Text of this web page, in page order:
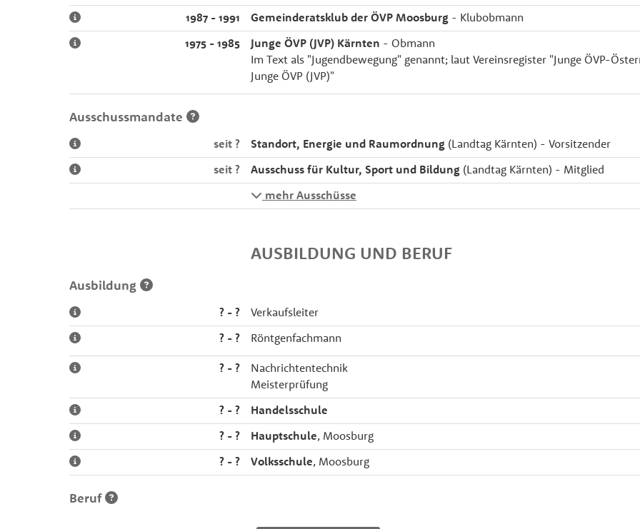
1987 - 1991
Gemeinderatsklub der ÖVP Moosburg - Klubobmann
1975 - 1985
Junge ÖVP (JVP) Kärnten - Obmann
Im Text als "Jugendbewegung" genannt; laut Vereinsregister "Junge ÖVP-
Junge ÖVP (JVP)"
Ausschussmandate
seit ? Standort, Energie und Raumordnung (Landtag Kärnten) - Vorsitzender
seit ?
Ausschuss für Kultur, Sport und Bildung (Landtag Kärnten) - Mitglied
mehr Ausschüsse
AUSBILDUNG UND BERUF
Ausbildung
? - ?
Verkaufsleiter
? - ?
Röntgenfachmann
? - ?
Nachrichtentechnik
Meisterprüfung
? - ?
Handelsschule
? - ?
Hauptschule, Moosburg
? - ?
Volksschule, Moosburg
Beruf